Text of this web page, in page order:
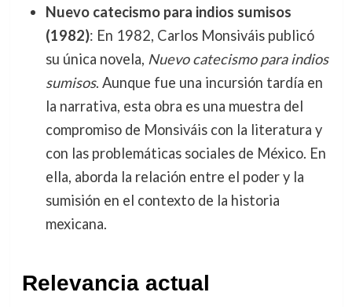
Nuevo catecismo para indios sumisos
(1982): En 1982, Carlos Monsiváis publicó
su única novela, Nuevo catecismo para indios
sumisos. Aunque fue una incursión tardía en
la narrativa, esta obra es una muestra del
compromiso de Monsiváis con la literatura y
con las problemáticas sociales de México. En
ella, aborda la relación entre el poder y la
sumisión en el contexto de la historia
mexicana.
Relevancia actual